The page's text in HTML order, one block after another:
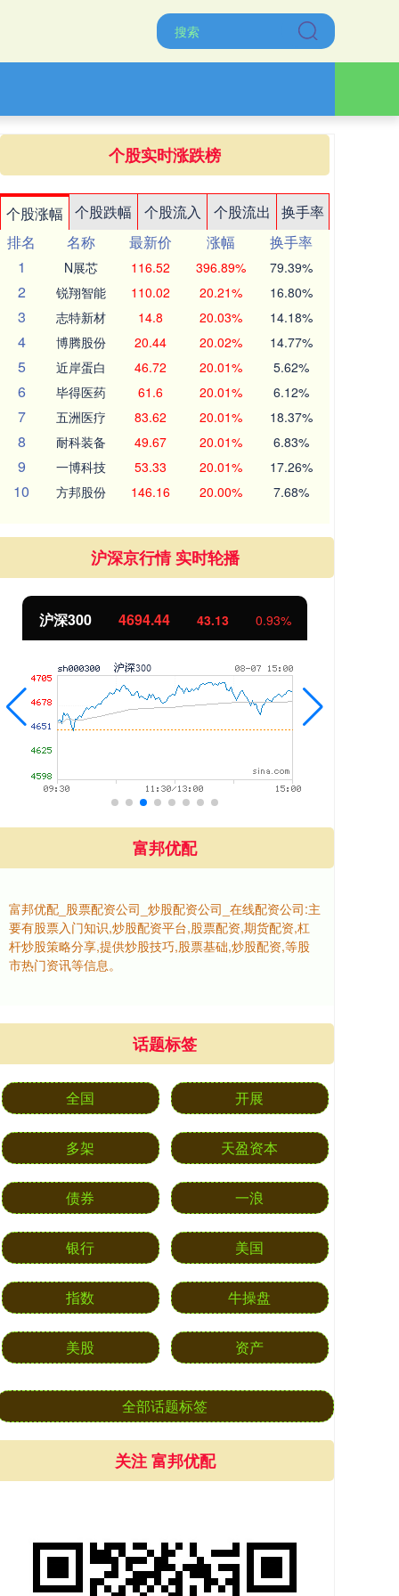
个股实时涨跌榜
个股涨幅 个股跌幅 个股流入 个股流出
换手率
排名
名称 最新价 涨幅
换手率
1
N展芯 116.52 396.89% 79.39%
2 锐翔智能 110.02 20.21% 16.80%
3 志特新材 14.8 20.03% 14.18%
4 博腾股份 20.44 20.02% 14.77%
5 近岸蛋白 46.72 20.01% 5.62%
6 毕得医药 61.6 20.01% 6.12%
7 五洲医疗 83.62 20.01% 18.37%
8 耐科装备 49.67 20.01% 6.83%
9 一博科技 53.33 20.01% 17.26%
10 方邦股份 146.16 20.00% 7.68%
沪深京行情 实时轮播
北证50 1134.24 11.37
富邦优配
富邦优配_股票配资公司_炒股配资公司_在线配资公司:主
要有股票入门知识,炒股配资平台,股票配资,期货配资,杠
杆炒股策略分享,提供炒股技巧,股票基础,炒股配资,等股
市热门资讯等信息。
话题标签
全国 开展
多架 天盈资本
债券 一浪
银行 美国
指数 牛操盘
美股 资产
全部话题标签
关注 富邦优配